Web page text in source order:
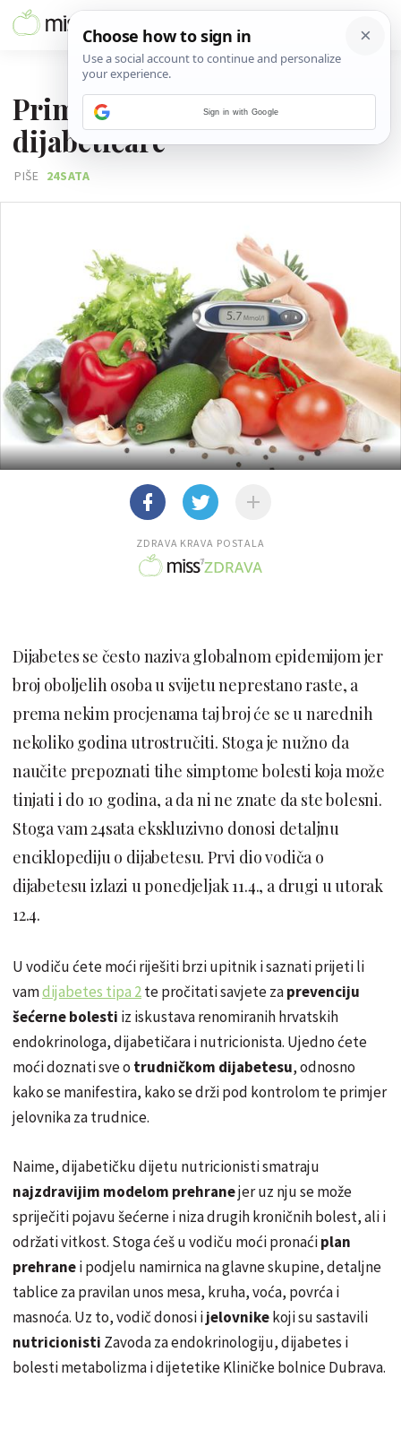
Primjer doručka i ručka za
dijabetičare
PIŠE 24SATA
ZDRAVA KRAVA POSTALA
Dijabetes se često naziva globalnom epidemijom jer
broj oboljelih osoba u svijetu neprestano raste, a
prema nekim procjenama taj broj će se u narednih
nekoliko godina utrostručiti. Stoga je nužno da
naučite prepoznati tihe simptome bolesti koja može
tinjati i do 10 godina, a da ni ne znate da ste bolesni.
Stoga vam 24sata ekskluzivno donosi detaljnu
enciklopediju o dijabetesu. Prvi dio vodiča o
dijabetesu izlazi u ponedjeljak 11.4., a drugi u utorak
12.4.
U vodiču ćete moći riješiti brzi upitnik i saznati prijeti li
vamdijabetes tipa 2te pročitati savjete zaprevenciju
šećerne bolesti iz iskustava renomiranih hrvatskih
endokrinologa, dijabetičara i nutricionista. Ujedno ćete
moći doznati sve o trudničkom dijabetesu, odnosno
kako se manifestira, kako se drži pod kontrolom te primjer
jelovnika za trudnice.
Naime, dijabetičku dijetu nutricionisti smatraju
najzdravijim modelom prehranejer uz nju se može
spriječiti pojavu šećerne i niza drugih kroničnih bolest, ali i
održati vitkost. Stoga ćeš u vodiču moći pronaćiplan
prehranei podjelu namirnica na glavne skupine, detaljne
tablice za pravilan unos mesa, kruha, voća, povrća i
masnoća. Uz to, vodič donosi ijelovnikekoji su sastavili
nutricionisti Zavoda za endokrinologiju, dijabetes i
bolesti metabolizma i dijetetike Kliničke bolnice Dubrava.
Sign in with Google